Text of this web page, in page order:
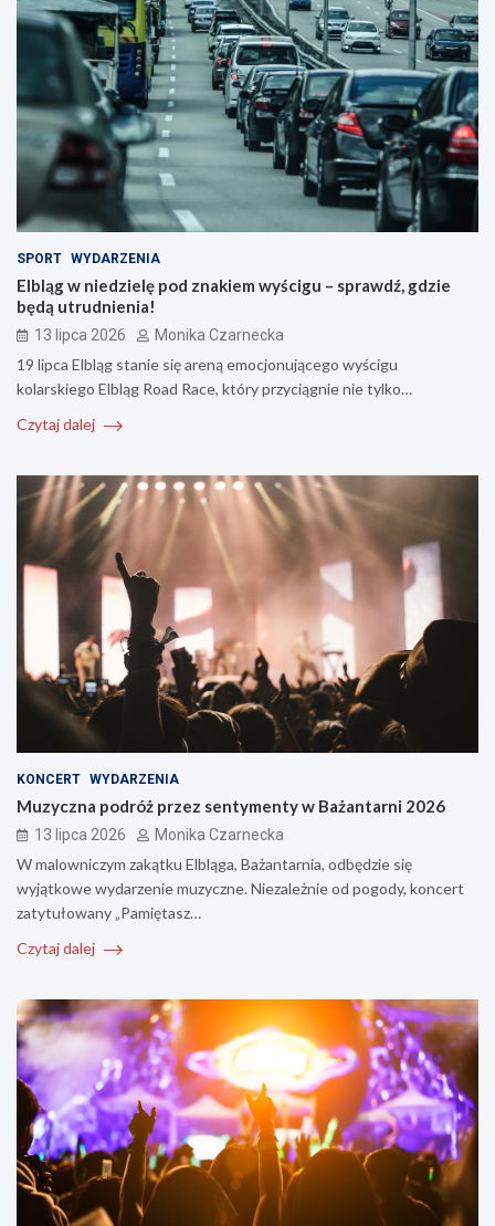
SPORT WYDARZENIA
Elbląg w niedzielę pod znakiem wyścigu – sprawdź, gdzie
będą utrudnienia!
13 lipca 2026 Monika Czarnecka
19 lipca Elbląg stanie się areną emocjonującego wyścigu
kolarskiego Elbląg Road Race, który przyciągnie nie tylko…
Czytaj dalej
KONCERT WYDARZENIA
Muzyczna podróż przez sentymenty w Bażantarni 2026
13 lipca 2026 Monika Czarnecka
W malowniczym zakątku Elbląga, Bażantarnia, odbędzie się
wyjątkowe wydarzenie muzyczne. Niezależnie od pogody, koncert
zatytułowany „Pamiętasz…
Czytaj dalej